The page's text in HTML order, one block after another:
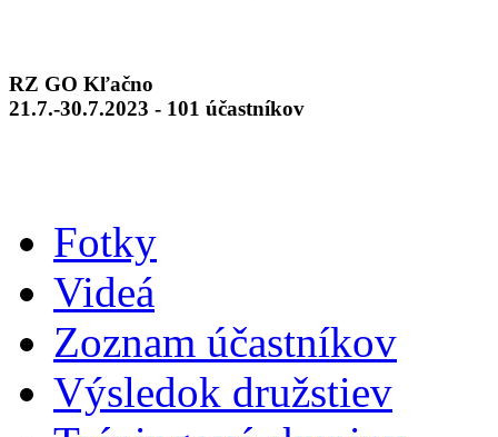
RZ GO Kľačno
21.7.-30.7.2023 - 101 účastníkov
Fotky
Videá
Zoznam účastníkov
Výsledok družstiev